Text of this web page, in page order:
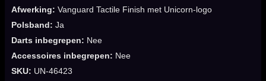
Afwerking: Vanguard Tactile Finish met Unicorn-logo
Polsband: Ja
Darts inbegrepen: Nee
Accessoires inbegrepen: Nee
SKU: UN-46423